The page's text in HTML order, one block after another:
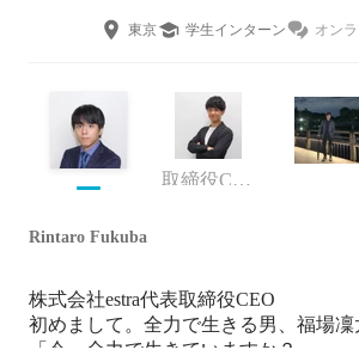
東京 学生インターン オン
取締役COO
Rintaro Fukuba
株式会社estra代表取締役CEO
初めまして。全力で生きる男、福場
「今、全力で生きていますか？」